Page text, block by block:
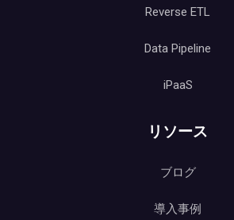
Reverse ETL
Data Pipeline
iPaaS
リソース
ブログ
導入事例